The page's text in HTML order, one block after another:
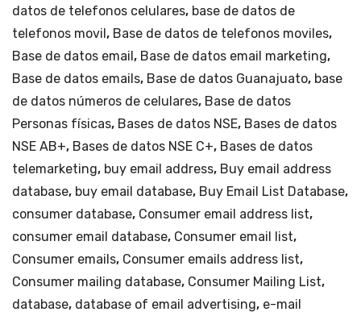
datos de telefonos celulares, base de datos de
telefonos movil, Base de datos de telefonos moviles,
Base de datos email, Base de datos email marketing,
Base de datos emails, Base de datos Guanajuato, base
de datos números de celulares, Base de datos
Personas físicas, Bases de datos NSE, Bases de datos
NSE AB+, Bases de datos NSE C+, Bases de datos
telemarketing, buy email address, Buy email address
database, buy email database, Buy Email List Database,
consumer database, Consumer email address list,
consumer email database, Consumer email list,
Consumer emails, Consumer emails address list,
Consumer mailing database, Consumer Mailing List,
database, database of email advertising, e-mail